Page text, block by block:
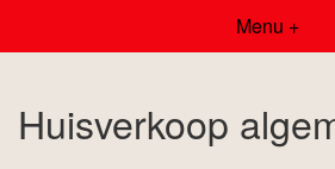
Menu +
Huisverkoop